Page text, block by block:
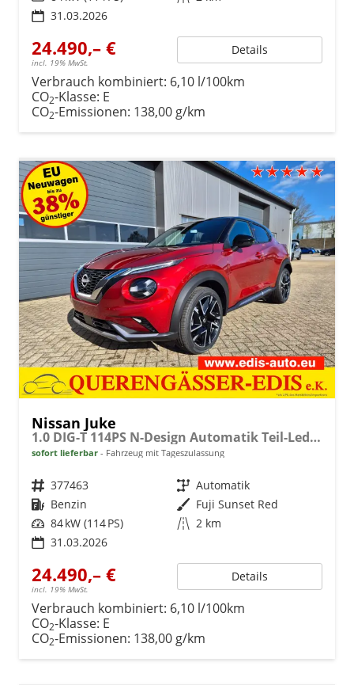
31.03.2026
24.490,– €
incl. 19% MwSt.
Details
Verbrauch kombiniert: 6,10 l/100km
CO2-Klasse: E
CO2-Emissionen: 138,00 g/km
Nissan Juke
1.0 DIG-T 114PS N-Design Automatik Teil-Leder Klimaautomatik Sitzheizung Lenkradheizung PDC v+h Rückf.Kamera Navi 19"LM Bluetooth Touchscreen Apple CarPlay Android Auto
sofort lieferbar Fahrzeug mit Tageszulassung
Fahrzeugnr. 377463 Getriebe Automatik
Kraftstoff Benzin Außenfarbe Fuji Sunset Red
Leistung 84 kW (114 PS) Kilometerstand 2 km
31.03.2026
24.490,– €
incl. 19% MwSt.
Details
Verbrauch kombiniert: 6,10 l/100km
CO2-Klasse: E
CO2-Emissionen: 138,00 g/km